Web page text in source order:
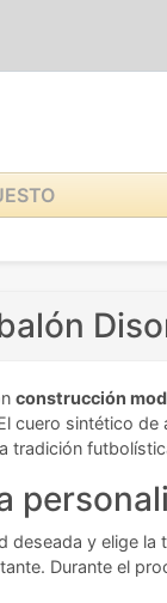
construcción
cuero sintético
tradición
deseada y elige
Durante el